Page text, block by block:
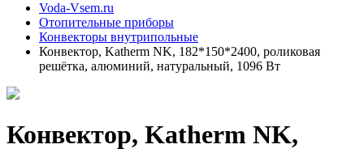
Voda-Vsem.ru
Отопительные приборы
Конвекторы внутрипольные
Конвектор, Katherm NK, 182*150*2400, роликовая
решётка, алюминий, натуральный, 1096 Вт
Конвектор, Katherm NK,